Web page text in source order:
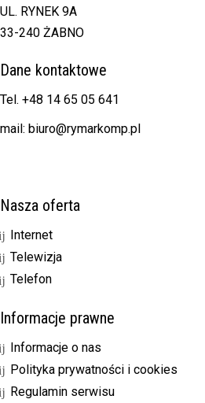
UL. RYNEK 9A
33-240 ŻABNO
Dane kontaktowe
Tel. +48 14 65 05 641
mail: biuro@rymarkomp.pl
Nasza oferta
Internet
Telewizja
Telefon
Informacje prawne
Informacje o nas
Polityka prywatności i cookies
Regulamin serwisu